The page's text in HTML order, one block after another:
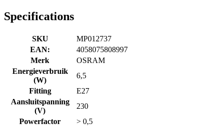
Specifications
SKU
MP012737
EAN:
4058075808997
Merk
OSRAM
Energieverbruik
(W)
6,5
Fitting
E27
Aansluitspanning
(V)
230
Powerfactor
> 0,5